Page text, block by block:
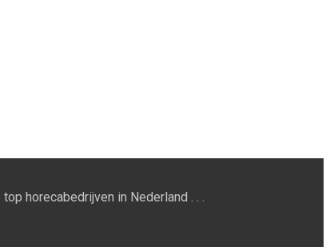
horecabedrijven in Nederland . . .